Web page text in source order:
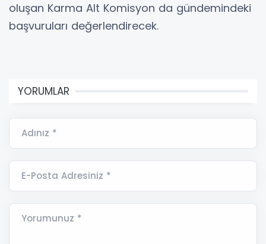
oluşan Karma Alt Komisyon da gündemindeki
başvuruları değerlendirecek.
YORUMLAR
Adınız *
E-Posta Adresiniz *
Yorumunuz *